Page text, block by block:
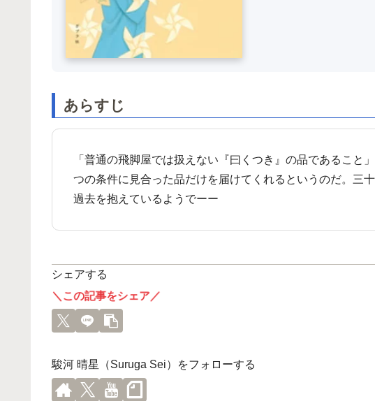
あらすじ
「普通の飛脚屋では扱えない『曰くつき』の品であること
つの条件に見合った品だけを届けてくれるというのだ。三
過去を抱えているようでーー
シェアする
＼この記事をシェア／
駿河 晴星（Suruga Sei）をフォローする